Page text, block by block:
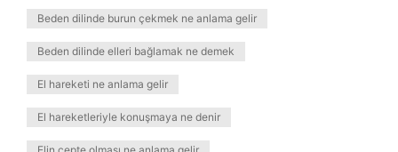
Beden dilinde burun çekmek ne anlama gelir
Beden dilinde elleri bağlamak ne demek
El hareketi ne anlama gelir
El hareketleriyle konuşmaya ne denir